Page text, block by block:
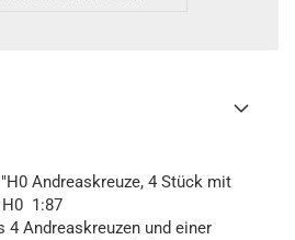
Andreaskreuze, 4 Stück mit
1:87
4 Andreaskreuzen und einer